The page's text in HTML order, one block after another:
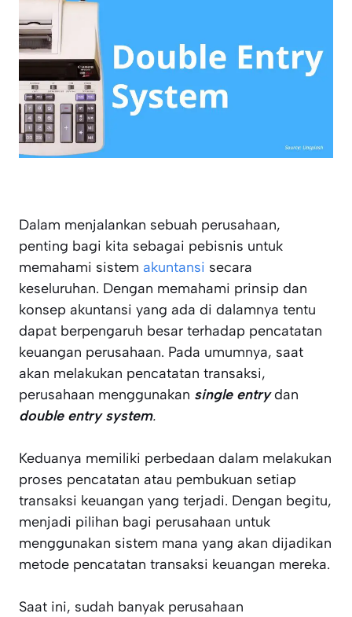
Dalam menjalankan sebuah perusahaan,
penting bagi kita sebagai pebisnis untuk
memahami sistem akuntansi secara
keseluruhan. Dengan memahami prinsip dan
konsep akuntansi yang ada di dalamnya tentu
dapat berpengaruh besar terhadap pencatatan
keuangan perusahaan. Pada umumnya, saat
akan melakukan pencatatan transaksi,
perusahaan menggunakan single entry dan
double entry system.
Keduanya memiliki perbedaan dalam melakukan
proses pencatatan atau pembukuan setiap
transaksi keuangan yang terjadi. Dengan begitu,
menjadi pilihan bagi perusahaan untuk
menggunakan sistem mana yang akan dijadikan
metode pencatatan transaksi keuangan mereka.
Saat ini, sudah banyak perusahaan